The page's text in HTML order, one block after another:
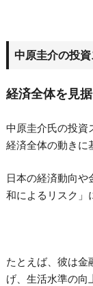
中原圭介の投
経済全体を見
中原圭介氏の投資
経済全体の動きに
日本の経済動向や
和によるリスク」
たとえば、彼は金
げ、生活水準の向